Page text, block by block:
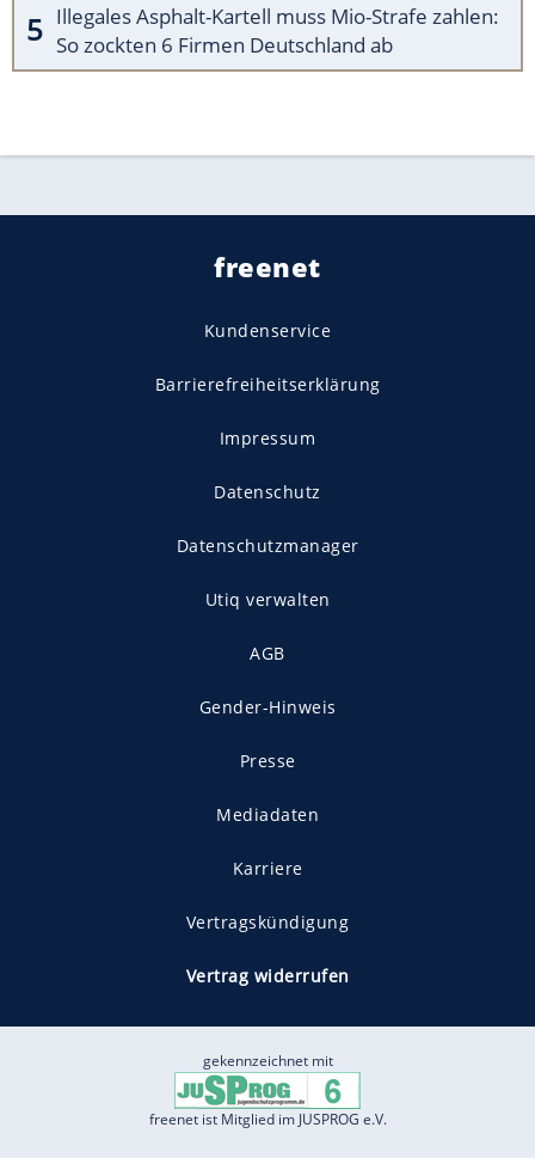
Illegales Asphalt-Kartell muss Mio-Strafe zahlen:
So zockten 6 Firmen Deutschland ab
freenet
Kundenservice
Barrierefreiheitserklärung
Impressum
Datenschutz
Datenschutzmanager
Utiq verwalten
AGB
Gender-Hinweis
Presse
Mediadaten
Karriere
Vertragskündigung
Vertrag widerrufen
gekennzeichnet mit
freenet ist Mitglied im JUSPROG e.V.